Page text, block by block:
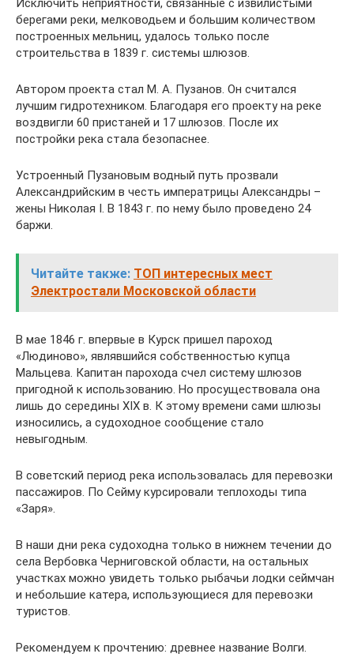
берегами реки, мелководьем и большим количеством
построенных мельниц, удалось только после
строительства в 1839 г. системы шлюзов.
Автором проекта стал М. А. Пузанов. Он считался
лучшим гидротехником. Благодаря его проекту на реке
воздвигли 60 пристаней и 17 шлюзов. После их
постройки река стала безопаснее.
Устроенный Пузановым водный путь прозвали
Александрийским в честь императрицы Александры –
жены Николая I. В 1843 г. по нему было проведено 24
баржи.
Читайте также: ТОП интересных мест
Электростали Московской области
В мае 1846 г. впервые в Курск пришел пароход
«Людиново», являвшийся собственностью купца
Мальцева. Капитан парохода счел систему шлюзов
пригодной к использованию. Но просуществовала она
лишь до середины XIX в. К этому времени сами шлюзы
износились, а судоходное сообщение стало
невыгодным.
В советский период река использовалась для перевозки
пассажиров. По Сейму курсировали теплоходы типа
«Заря».
В наши дни река судоходна только в нижнем течении до
села Вербовка Черниговской области, на остальных
участках можно увидеть только рыбачьи лодки сеймчан
и небольшие катера, использующиеся для перевозки
туристов.
Рекомендуем к прочтению: древнее название Волги.